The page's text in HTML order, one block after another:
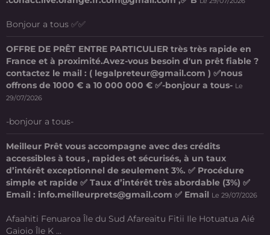
Bonjour a tous ✅✅
OFFRE DE PRÊT ENTRE PARTICULIER très très rapide en
France et à proximité.Avez-vous besoin d'un prêt fiable ?
contactez le mail : ( legalpreteur@gmail.com ) ✅nous
offrons de 1000 € a 10 000 000 € ✅-bonjour a tous- Le
29/07/2026
-bonjour a tous-
Meilleur Prêt vous accompagne avec des crédits
accessibles à tous , rapides et sécurisés, à un taux
d’intérêt exceptionnel de seulement 3%. ✅ Procédure
simple et rapide ✅ Taux d’intérêt très abordable (3%) ✅
Email : info.meilleurprets@gmail.com ✅ Email Le 29/07/2026
Afaahiti Fenuaroa Île du Sud Afareaitu Fitii Ile Hotuatua Aié
Gaioio Île K ...